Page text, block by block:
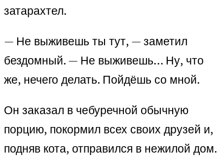
затарахтел.
— Не выживешь ты тут, — заметил
бездомный. — Не выживешь… Ну, что
же, нечего делать. Пойдёшь со мной.
Он заказал в чебуречной обычную
порцию, покормил всех своих друзей и,
подняв кота, отправился в нежилой дом.